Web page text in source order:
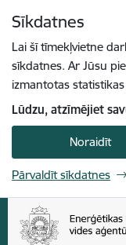
Sīkdatnes
Lai šī tīmekļvietne
sīkdatnes. Ar Jūsu
izmantotas
Lūdzu, atzīmējiet
Noraidīt
Pārvaldīt sīkdatnes